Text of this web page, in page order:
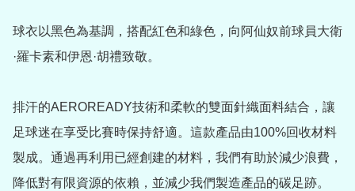
球衣以黑色為基調，搭配紅色和綠色，向阿仙奴前球員大衛
·羅卡素和伊恩·胡禮致敬。
排汗的AEROREADY技術和柔軟的雙面針織面料結合，讓
足球迷在享受比賽時保持舒適。這款產品由100%回收材料
製成。通過再利用已經創建的材料，我們有助於減少浪費，
降低對有限資源的依賴，並減少我們製造產品的碳足跡。